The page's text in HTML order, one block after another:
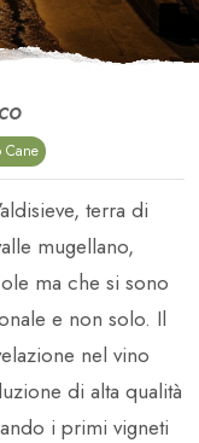
Cane
terra di
mugellano,
ma che si sono
e non solo. Il
nel vino
di alta qualità
i primi vigneti